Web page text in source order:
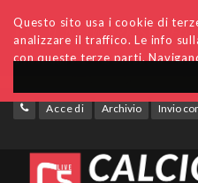
Questo sito usa i cookie di
analizzare il traffico. Le info
con queste terze parti.
Accedi Archivio Invio